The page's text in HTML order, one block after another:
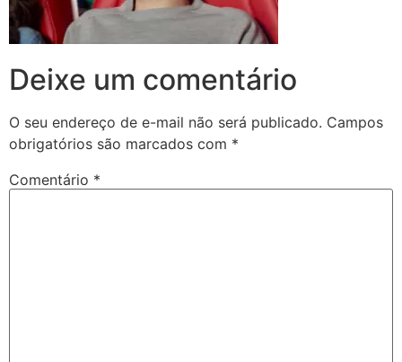
Deixe um comentário
O seu endereço de e-mail não será publicado. Campos
obrigatórios são marcados com *
Comentário *